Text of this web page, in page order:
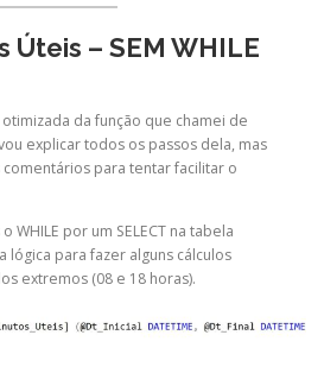
Úteis – SEM WHILE
da função que chamei de
explicar todos os passos dela, mas
para tentar facilitar o
WHILE por um SELECT na tabela
lógica para fazer alguns cálculos
extremos (08 e 18 horas).